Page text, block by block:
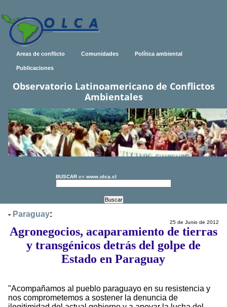
Areas de conflicto Comunidades Política ambiental
Publicaciones
Observatorio Latinoamericano de Conflictos
Ambientales
BUSCAR en www.olca.cl
- Paraguay:
25 de Junio de 2012
Agronegocios, acaparamiento de tierras
y transgénicos detrás del golpe de
Estado en Paraguay
"Acompañamos al pueblo paraguayo en su resistencia y
nos comprometemos a sostener la denuncia de